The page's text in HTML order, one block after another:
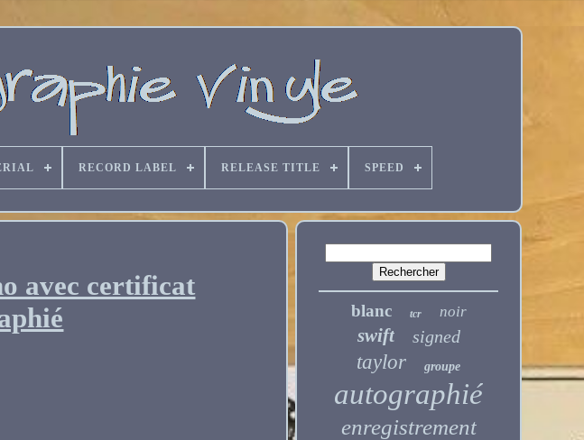
RECORD LABEL RELEASE TITLE SPEED
avec certificat
blanc tcr noir
swift signed
taylor groupe
autographié
enregistrement